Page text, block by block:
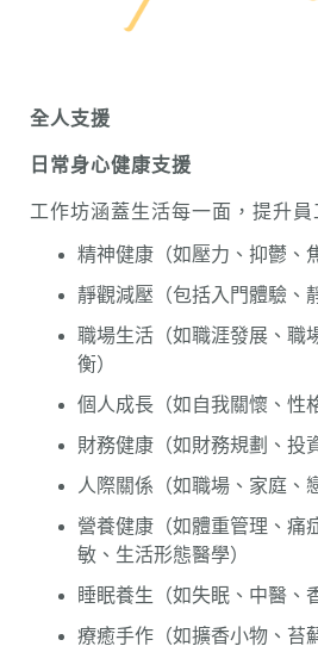
全人支援
日常身心健康支援
工作坊涵蓋生活每一面，提升員
精神健康（如壓力、抑鬱、
靜觀減壓（包括入門體驗、
職場生活（如職涯發展、職
衡​）
個人成長（如自我關懷、性
財務健康（如財務規劃、投
人際關係（如職場、家庭、
營養健康（如體重管理、痛
敏、生活形態醫學）
睡眠養生（如失眠、中醫、
療癒手作（如擴香小物、苔